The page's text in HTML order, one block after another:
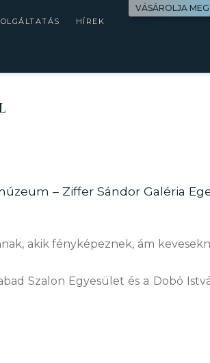
HÍREK
VÁSÁROLJA
– Ziffer Sándor Galéria
akik fényképeznek, ám
Szalon Egyesület és a Dobó